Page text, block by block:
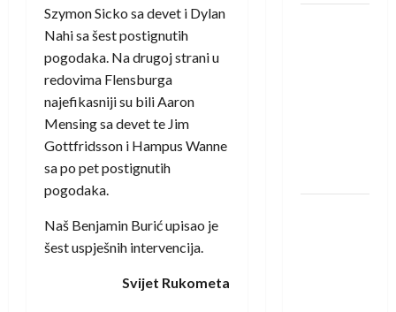
Szymon Sicko sa devet i Dylan
Nahi sa šest postignutih
pogodaka. Na drugoj strani u
redovima Flensburga
najefikasniji su bili Aaron
Mensing sa devet te Jim
Gottfridsson i Hampus Wanne
sa po pet postignutih
pogodaka.
Naš Benjamin Burić upisao je
šest uspješnih intervencija.
Svijet Rukometa